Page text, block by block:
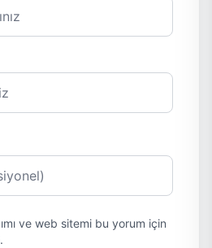
ve web sitemi bu yorum için